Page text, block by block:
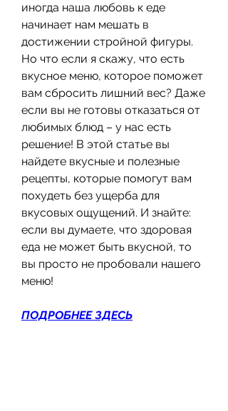
иногда наша любовь к еде
начинает нам мешать в
достижении стройной фигуры.
Но что если я скажу, что есть
вкусное меню, которое поможет
вам сбросить лишний вес? Даже
если вы не готовы отказаться от
любимых блюд – у нас есть
решение! В этой статье вы
найдете вкусные и полезные
рецепты, которые помогут вам
похудеть без ущерба для
вкусовых ощущений. И знайте:
если вы думаете, что здоровая
еда не может быть вкусной, то
вы просто не пробовали нашего
меню!
ПОДРОБНЕЕ ЗДЕСЬ